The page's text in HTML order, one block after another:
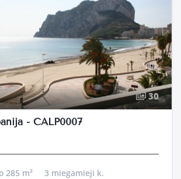
30
- CALP0007
285 m² 3 miegamieji k.